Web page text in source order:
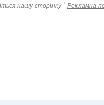
нашу сторінку " Рекламна